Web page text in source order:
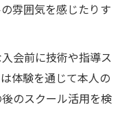
雰囲気を感じたりす
会前に技術や指導ス
体験を通じて本人の
のスクール活用を検